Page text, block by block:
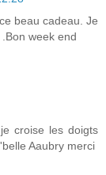
beau cadeau. Je
week end
croise les doigts
Aaubry merci